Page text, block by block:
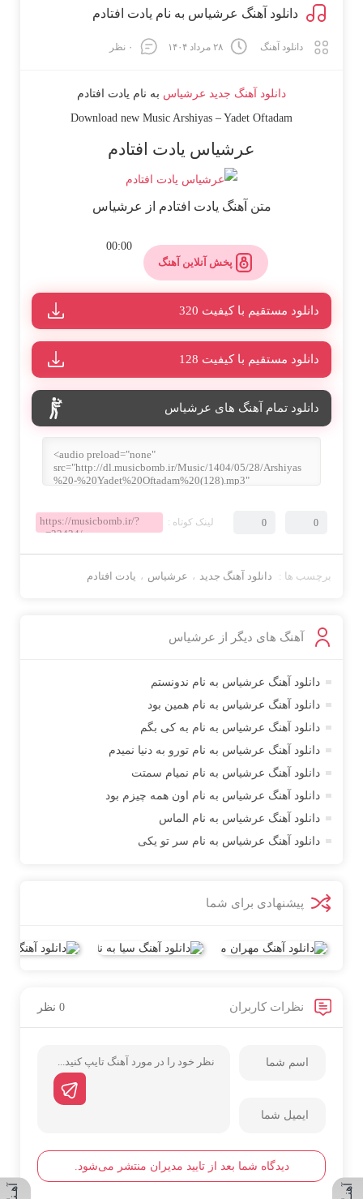
دانلود آهنگ عرشیاس به نام یادت افتادم
دانلود آهنگ ۲۸ مرداد ۱۴۰۴ ۰ نظر
دانلود آهنگ جدید عرشیاس به نام یادت افتادم
Download new Music Arshiyas – Yadet Oftadam
عرشیاس یادت افتادم
متن آهنگ یادت افتادم از عرشیاس
پخش آنلاین آهنگ
00:00
دانلود مستقیم با کیفیت 320
دانلود مستقیم با کیفیت 128
دانلود تمام آهنگ های عرشیاس
0
0 لینک کوتاه :
برچسب ها : دانلود آهنگ جدید ، عرشیاس ، یادت افتادم
آهنگ های دیگر از عرشیاس
دانلود آهنگ عرشیاس به نام ندونستم
دانلود آهنگ عرشیاس به نام همین بود
دانلود آهنگ عرشیاس به نام به کی بگم
دانلود آهنگ عرشیاس به نام تورو به دنیا نمیدم
دانلود آهنگ عرشیاس به نام نمیام سمتت
دانلود آهنگ عرشیاس به نام اون همه چیزم بود
دانلود آهنگ عرشیاس به نام الماس
دانلود آهنگ عرشیاس به نام سر تو یکی
پیشنهادی برای شما
نظرات کاربران 0 نظر
دیدگاه شما بعد از تایید مدیران منتشر می‌شود.